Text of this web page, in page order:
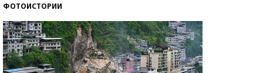
ФОТОИСТОРИИ